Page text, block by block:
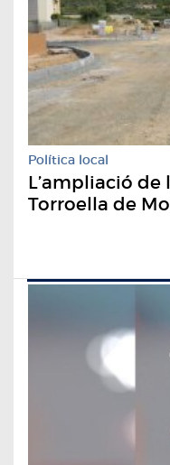
Política local
L’ampliació de
Torroella de